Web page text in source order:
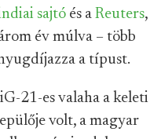
sajtó és a Reuters,
év múlva – több
a típust.
21-es valaha a keleti
volt, a magyar